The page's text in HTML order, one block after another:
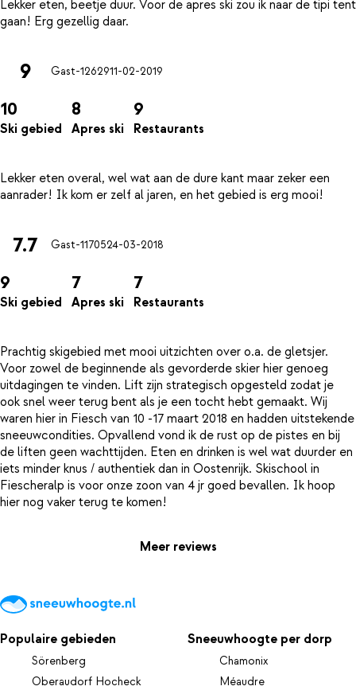
Lekker eten, beetje duur. Voor de apres ski zou ik naar de tipi tent
9 Gast-1262911-02-2019
10
Ski gebied
8
Apres ski
9
Restaurants
Lekker eten overal, wel wat aan de dure kant maar zeker een
7.7 Gast-1170524-03-2018
9
Ski gebied
7
Apres ski
7
Restaurants
Prachtig skigebied met mooi uitzichten over o.a. de gletsjer.
Voor zowel de beginnende als gevorderde skier hier genoeg
uitdagingen te vinden. Lift zijn strategisch opgesteld zodat je
ook snel weer terug bent als je een tocht hebt gemaakt. Wij
waren hier in Fiesch van 10 -17 maart 2018 en hadden uitstekende
sneeuwcondities. Opvallend vond ik de rust op de pistes en bij
de liften geen wachttijden. Eten en drinken is wel wat duurder en
iets minder knus / authentiek dan in Oostenrijk. Skischool in
Fiescheralp is voor onze zoon van 4 jr goed bevallen. Ik hoop
Meer reviews
Populaire gebieden
Sörenberg
Oberaudorf Hocheck
Sneeuwhoogte per dorp
Chamonix
Méaudre